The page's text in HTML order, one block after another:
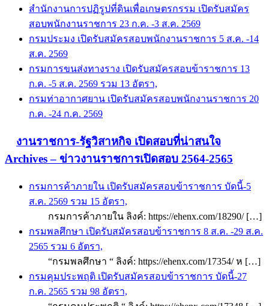
สำนักงานการปฏิรูปที่ดินเพื่อเกษตรกรรม เปิดรับสมัคร
สอบพนักงานราชการ 23 ก.ค. -3 ส.ค. 2569
กรมประมง เปิดรับสมัครสอบพนักงานราชการ 5 ส.ค. -14
ส.ค. 2569
กรมการขนส่งทางราง เปิดรับสมัครสอบข้าราชการ 13
ก.ค. -5 ส.ค. 2569 รวม 13 อัตรา,
กรมท่าอากาศยาน เปิดรับสมัครสอบพนักงานราชการ 20
ก.ค. -24 ก.ค. 2569
งานราชการ-รัฐวิสาหกิจ เปิดสอบที่น่าสนใจ
Archives – ข่าวงานราชการเปิดสอบ 2564-2565
กรมการค้าภายใน เปิดรับสมัครสอบข้าราชการ บัดนี้-5
ส.ค. 2569 รวม 15 อัตรา,
กรมการค้าภายใน ลิงค์: https://ehenx.com/18290/ […]
กรมพลศึกษา เปิดรับสมัครสอบข้าราชการ 8 ส.ค. -29 ส.ค.
2565 รวม 6 อัตรา,
“กรมพลศึกษา “ ลิงค์: https://ehenx.com/17354/ ห […]
กรมคุมประพฤติ เปิดรับสมัครสอบข้าราชการ บัดนี้-27
ก.ค. 2565 รวม 98 อัตรา,